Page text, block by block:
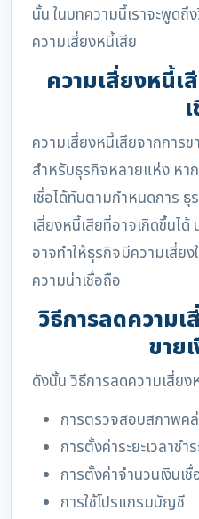
นั้น ในบทความนี้เราจะพูดถึ
ความเสี่ยงหนี้เสีย
ความเสี่ยงหนี้เ
ความเสี่ยงหนี้เสียจากการ
สำหรับธุรกิจหลายแห่ง หาก
เชื่อได้ทันตามกำหนดการ
เสี่ยงหนี้เสียที่อาจเกิดขึ้นได้
อาจทำให้ธุรกิจมีความเสี่ย
ความน่าเชื่อถือ
วิธีการลดความเ
ขาย
ดังนั้น วิธีการลดความเสี่ยง
การตรวจสอบสภาพค
การตั้งค่าระยะเวลาชำร
การตั้งค่าจำนวนเงินเชื่
การใช้โปรแกรมบัญชี